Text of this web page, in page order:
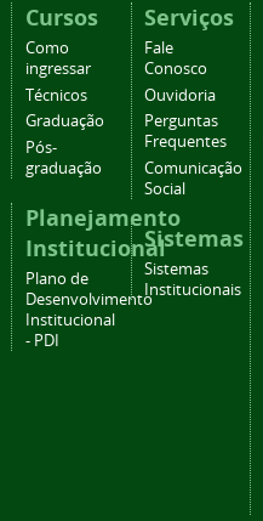
Cursos
Como
ingressar
Técnicos
Graduação
Pós-
graduação
Planejamento
Institucional
Plano de
Desenvolvimento
Institucional
- PDI
Serviços
Fale
Conosco
Ouvidoria
Perguntas
Frequentes
Comunicação
Social
Sistemas
Sistemas
Institucionais